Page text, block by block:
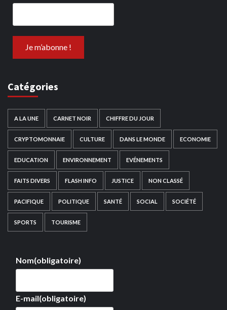
Catégories
A LA UNE CARNET NOIR CHIFFRE DU JOUR
CRYPTOMONNAIE CULTURE DANS LE MONDE ECONOMIE
EDUCATION ENVIRONNEMENT EVÉNEMENTS
FAITS DIVERS FLASH INFO JUSTICE NON CLASSÉ
PACIFIQUE POLITIQUE SANTÉ SOCIAL SOCIÉTÉ
SPORTS TOURISME
Nom(obligatoire)
E-mail(obligatoire)